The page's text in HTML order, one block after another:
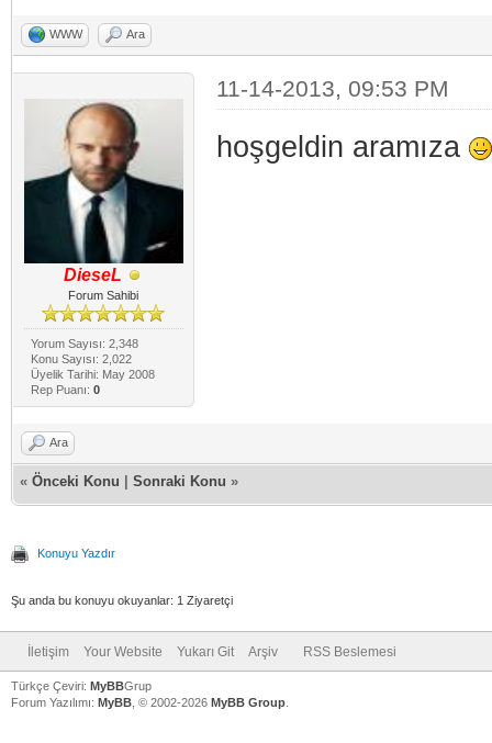
WWW Ara
DieseL
Forum Sahibi
Yorum Sayısı: 2,348
Konu Sayısı: 2,022
Üyelik Tarihi: May 2008
Rep Puanı: 0
11-14-2013, 09:53 PM
hoşgeldin aramıza
Ara
« Önceki Konu Sonraki Konu »
Konuyu Yazdır
Şu anda bu konuyu okuyanlar: 1 Ziyaretçi
İletişim Your Website Yukarı Git Arşiv RSS Beslemesi
Türkçe Çeviri: MyBBGrup
Forum Yazılımı: MyBB , © 2002-2026 MyBB Group